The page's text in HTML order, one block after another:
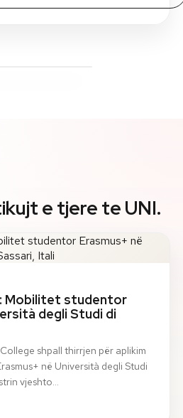
e tjere te UNI.
Mobilitet studentor
degli Studi di
shpall thirrjen për aplikim
në Università degli Studi
vjeshto…